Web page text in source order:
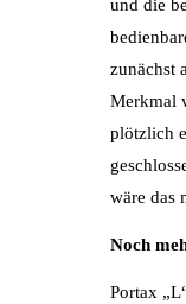
und die
zunächst
Merkmal
plötzlich
wäre das
Noch
Portax